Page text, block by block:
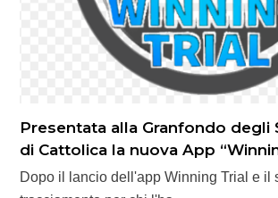
Presentata alla Granfondo degli
di Cattolica la nuova App
Dopo il lancio dell'app Winning Trial e il